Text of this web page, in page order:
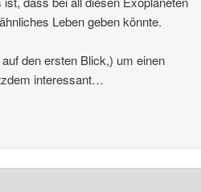
Leben geben könnte.
den ersten Blick,) um einen
interessant…